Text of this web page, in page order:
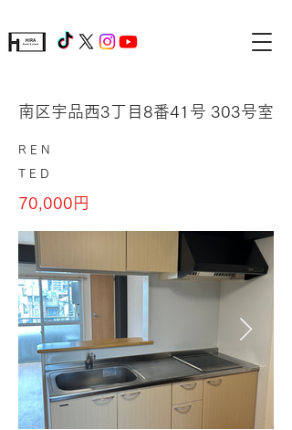
南区宇品西3丁目8番41号 303号室
REN
TED
70,000円